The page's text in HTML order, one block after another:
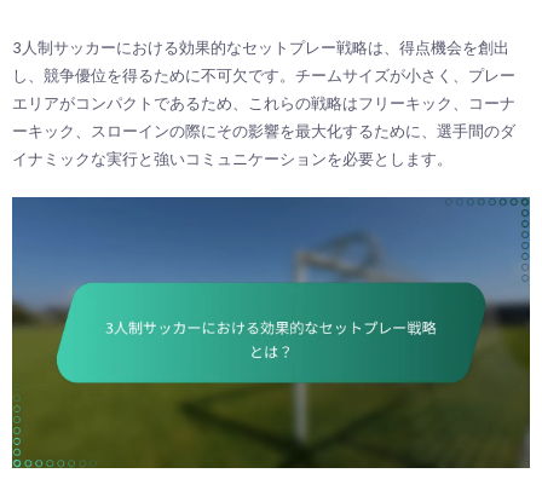
3人制サッカーにおける効果的なセットプレー戦略は、得点機会を創出
し、競争優位を得るために不可欠です。チームサイズが小さく、プレー
エリアがコンパクトであるため、これらの戦略はフリーキック、コーナ
ーキック、スローインの際にその影響を最大化するために、選手間のダ
イナミックな実行と強いコミュニケーションを必要とします。